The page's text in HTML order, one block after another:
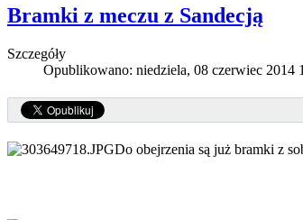
Bramki z meczu z Sandecją
Szczegóły
Opublikowano: niedziela, 08 czerwiec 2014
Do obejrzenia są już bramki z